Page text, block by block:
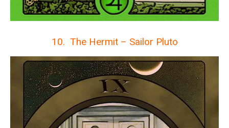
10. The Hermit – Sailor Pluto